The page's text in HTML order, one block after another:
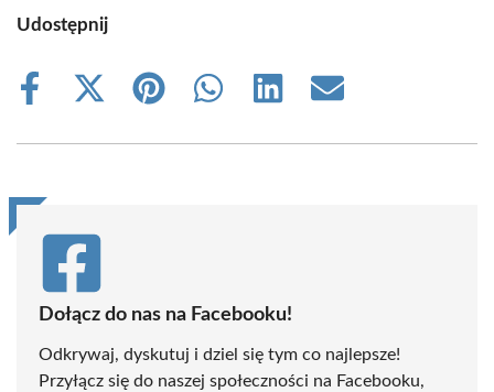
Udostępnij
Share
Share
(Twitter)
Share
Share
Share
Share
Dołącz do nas na Facebooku!
Odkrywaj, dyskutuj i dziel się tym co najlepsze!
Przyłącz się do naszej społeczności na Facebooku,